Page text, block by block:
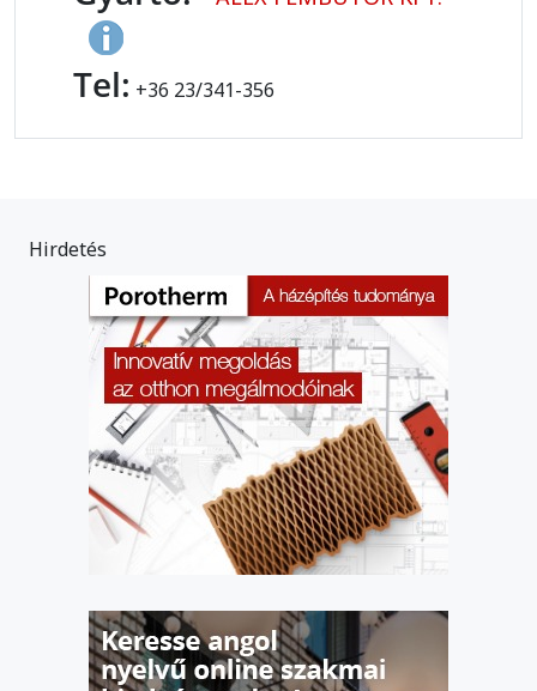
Tel: +36 23/341-356
Hirdetés